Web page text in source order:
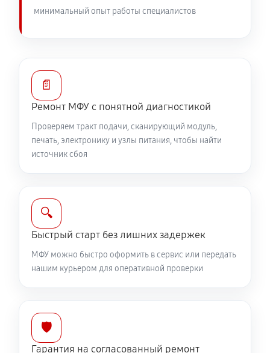
минимальный опыт работы специалистов
📄
Ремонт МФУ с понятной диагностикой
Проверяем тракт подачи, сканирующий модуль,
печать, электронику и узлы питания, чтобы найти
источник сбоя
🔍
Быстрый старт без лишних задержек
МФУ можно быстро оформить в сервис или передать
нашим курьером для оперативной проверки
🛡️
Гарантия на согласованный ремонт